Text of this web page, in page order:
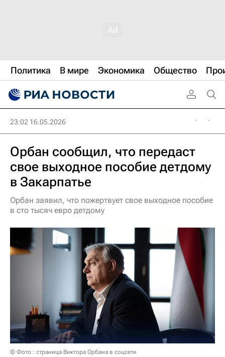
Политика В мире Экономика Общество
23:02 16.05.2026
Орбан сообщил, что передаст
свое выходное пособие детдому
в Закарпатье
Орбан заявил, что пожертвует свое выходное пособие
в сто тысяч евро детдому
© Фото : страница Виктора Орбана в соцсети